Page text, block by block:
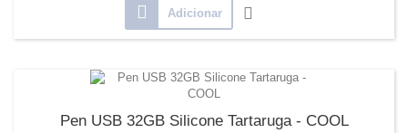
Adicionar
Pen USB 32GB Silicone Tartaruga - COOL